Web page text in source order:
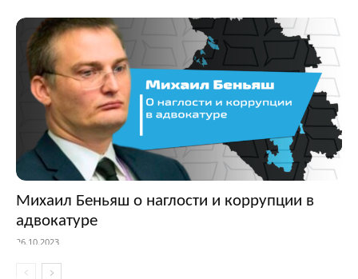
Михаил Беньяш о наглости и коррупции в
адвокатуре
26.10.2023